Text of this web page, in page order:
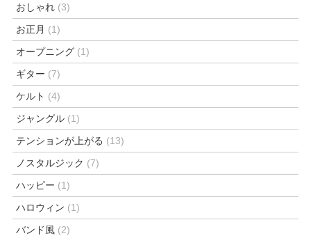
おしゃれ (3)
お正月 (1)
オープニング (1)
ギター (7)
ケルト (4)
ジャングル (1)
テンションが上がる (13)
ノスタルジック (7)
ハッピー (1)
ハロウィン (1)
バンド風 (2)